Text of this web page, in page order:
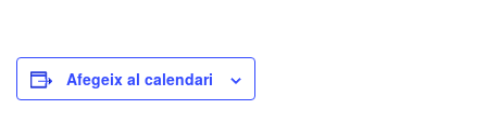
Afegeix al calendari